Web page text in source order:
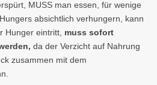
MUSS man essen, für wenige
absichtlich verhungern, kann
Hunger eintritt, muss sofort
da der Verzicht auf Nahrung
zusammen mit dem